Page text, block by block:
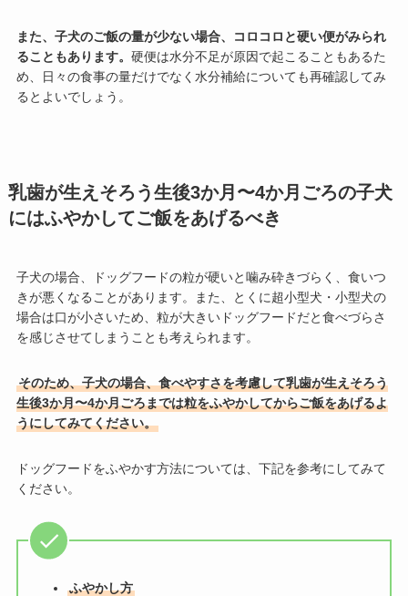
また、子犬のご飯の量が少ない場合、コロコロと硬い便がみられ
ることもあります。 硬便は水分不足が原因で起こることもあるた
め、日々の食事の量だけでなく水分補給についても再確認してみ
るとよいでしょう。
乳歯が生えそろう生後3か月〜4か月ごろの子犬
にはふやかしてご飯をあげるべき
子犬の場合、ドッグフードの粒が硬いと噛み砕きづらく、食いつ
きが悪くなることがあります。また、とくに超小型犬・小型犬の
場合は口が小さいため、粒が大きいドッグフードだと食べづらさ
を感じさせてしまうことも考えられます。
そのため、子犬の場合、食べやすさを考慮して乳歯が生えそろう
生後3か月〜4か月ごろまでは粒をふやかしてからご飯をあげるよ
うにしてみてください。
ドッグフードをふやかす方法については、下記を参考にしてみて
ください。
ふやかし方